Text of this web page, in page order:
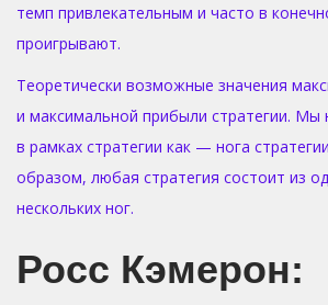
темп привлекательным и часто в
проигрывают.
Теоретически возможные значения
и максимальной прибыли стратегии. Мы
в рамках стратегии как — нога
образом, любая стратегия состоит из
нескольких ног.
Росс Кэмерон: